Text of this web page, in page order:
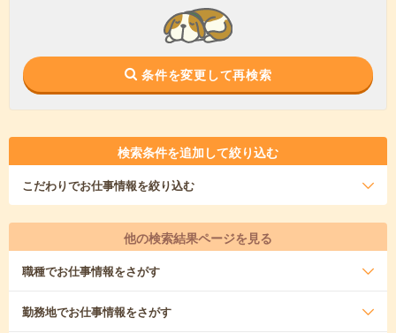
条件を変更して再検索
検索条件を追加して絞り込む
こだわりでお仕事情報を絞り込む
他の検索結果ページを見る
職種でお仕事情報をさがす
勤務地でお仕事情報をさがす